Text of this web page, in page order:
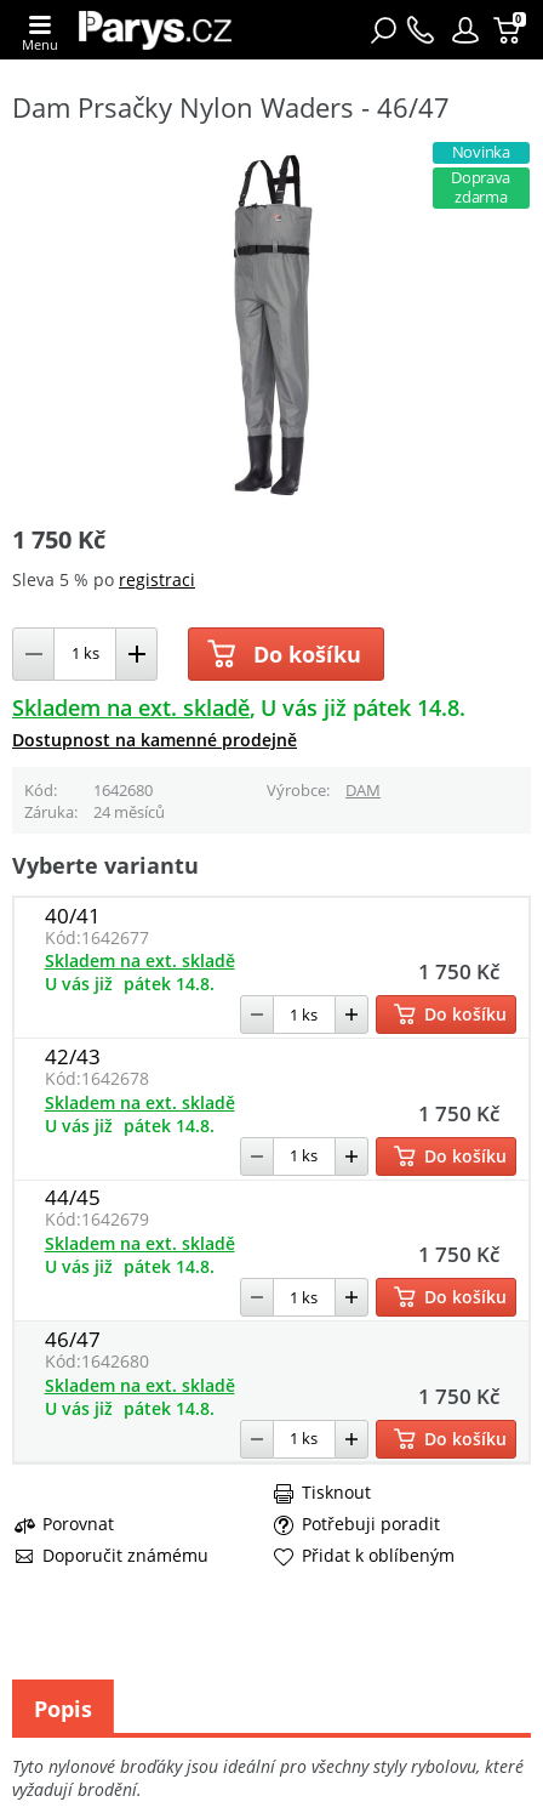
0
Menu
Dam Prsačky Nylon Waders - 46/47
Novinka
Doprava
zdarma
1 750 Kč
Sleva 5 % po registraci
Do košíku
Skladem na ext. skladě U vás již pátek 14.8.
Dostupnost na kamenné prodejně
Kód 1642680 Výrobce
DAM
Záruka
24 měsíců
Vyberte variantu
40/41
Kód:1642677
1 750 Kč
Skladem na ext. skladě
U vás již pátek 14.8.
Do košíku
42/43
Kód:1642678
1 750 Kč
Skladem na ext. skladě
U vás již pátek 14.8.
Do košíku
44/45
Kód:1642679
1 750 Kč
Skladem na ext. skladě
U vás již pátek 14.8.
Do košíku
46/47
Kód:1642680
1 750 Kč
Skladem na ext. skladě
U vás již pátek 14.8.
Do košíku
Porovnat
Potřebuji poradit
Doporučit známému
Tisknout
Přidat k oblíbeným
Tyto nylonové broďáky jsou ideální pro všechny styly rybolovu, které
vyžadují brodění.
Popis